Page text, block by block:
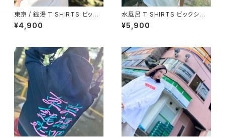
東京 / 銭湯 T SHIRTS ビック
シルエット
¥4,900
水風呂 T SHIRTS ビックシル
エット
¥5,900